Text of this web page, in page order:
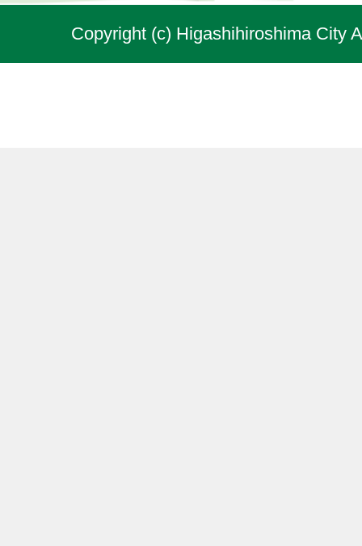
Copyright (c) Higashihiroshima City